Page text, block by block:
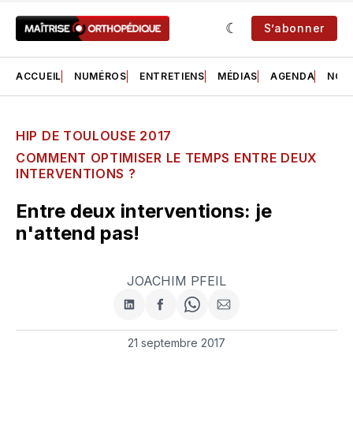
S’abonner
ACCUEIL NUMÉROS ENTRETIENS MÉDIAS AGENDA NOS
HIP DE TOULOUSE 2017
COMMENT OPTIMISER LE TEMPS ENTRE DEUX
INTERVENTIONS ?
Entre deux interventions: je
n'attend pas!
JOACHIM PFEIL
Partager
sur
LinkedIn
Partager
sur
Facebook
Share
on
WhatsApp
Partager
par
courriel
21 septembre 2017